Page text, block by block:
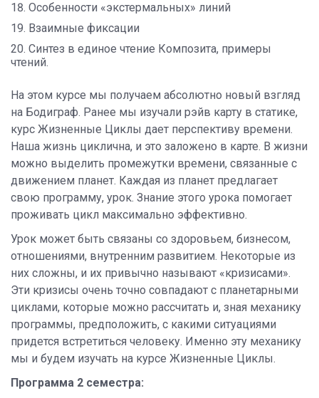
Особенности «экстермальных» линий
Взаимные фиксации
Синтез в единое чтение Композита, примеры
чтений.
На этом курсе мы получаем абсолютно новый взгляд
на Бодиграф. Ранее мы изучали рэйв карту в статике,
курс Жизненные Циклы дает перспективу времени.
Наша жизнь циклична, и это заложено в карте. В жизни
можно выделить промежутки времени, связанные с
движением планет. Каждая из планет предлагает
свою программу, урок. Знание этого урока помогает
проживать цикл максимально эффективно.
Урок может быть связаны со здоровьем, бизнесом,
отношениями, внутренним развитием. Некоторые из
них сложны, и их привычно называют «кризисами».
Эти кризисы очень точно совпадают с планетарными
циклами, которые можно рассчитать и, зная механику
программы, предположить, с какими ситуациями
придется встретиться человеку. Именно эту механику
мы и будем изучать на курсе Жизненные Циклы.
Программа 2 семестра: